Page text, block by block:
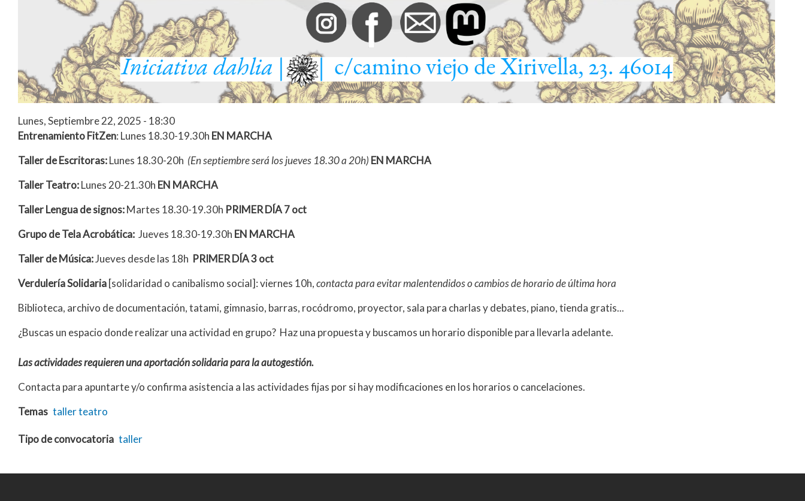
Lunes, Septiembre 22, 2025 - 18:30
Entrenamiento FitZen: Lunes 18.30-19.30h EN MARCHA
Taller de Escritoras:Lunes 18.30-20h (En septiembre será los jueves 18.30 a 20h) EN MARCHA
Taller Teatro:Lunes 20-21.30h EN MARCHA
Taller Lengua de signos:Martes 18.30-19.30h PRIMER DÍA 7 oct
Grupo de Tela Acrobática: Jueves 18.30-19.30h EN MARCHA
Taller de Música:Jueves desde las 18h PRIMER DÍA 3 oct
Verdulería Solidaria [solidaridad o canibalismo social]: viernes 10h,contacta para evitar malentendidos o cambios de horario de última hora
Biblioteca, archivo de documentación, tatami, gimnasio, barras, rocódromo, proyector, sala para charlas y debates, piano, tienda gratis...
¿Buscas un espacio donde realizar una actividad en grupo? Haz una propuesta y buscamos un horario disponible para llevarla adelante.
Las actividades requieren una aportación solidaria para la autogestión.
Contacta para apuntarte y/o confirma asistencia a las actividades fijas por si hay modificaciones en los horarios o cancelaciones.
Temas tallerteatro
Tipo de convocatoria taller